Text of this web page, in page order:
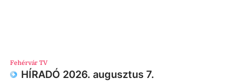
Fehérvár TV
HÍRADÓ 2026. augusztus 7.